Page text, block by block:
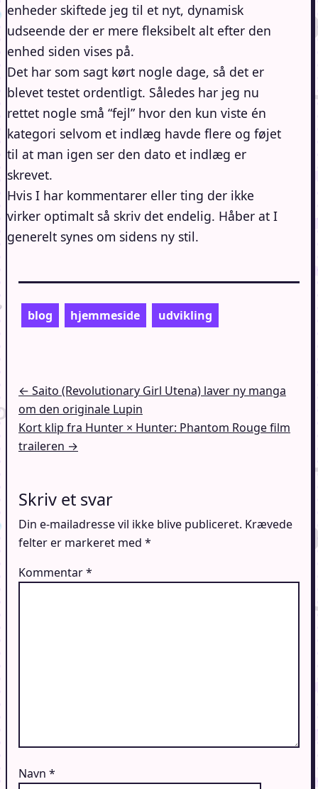
enheder skiftede jeg til et nyt, dynamisk
udseende der er mere fleksibelt alt efter den
enhed siden vises på.
Det har som sagt kørt nogle dage, så det er
blevet testet ordentligt. Således har jeg nu
rettet nogle små “fejl” hvor den kun viste én
kategori selvom et indlæg havde flere og føjet
til at man igen ser den dato et indlæg er
skrevet.
Hvis I har kommentarer eller ting der ikke
virker optimalt så skriv det endelig. Håber at I
generelt synes om sidens ny stil.
blog hjemmeside udvikling
Indlægsnavigation
← Saito (Revolutionary Girl Utena) laver ny manga
om den originale Lupin
Kort klip fra Hunter × Hunter: Phantom Rouge film
traileren →
Skriv et svar
Din e-mailadresse vil ikke blive publiceret. Krævede
felter er markeret med *
Kommentar*
Navn *